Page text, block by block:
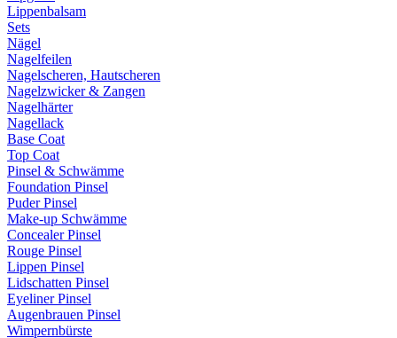
Lippenbalsam
Sets
Nägel
Nagelfeilen
Nagelscheren, Hautscheren
Nagelzwicker & Zangen
Nagelhärter
Nagellack
Base Coat
Top Coat
Pinsel & Schwämme
Foundation Pinsel
Puder Pinsel
Make-up Schwämme
Concealer Pinsel
Rouge Pinsel
Lippen Pinsel
Lidschatten Pinsel
Eyeliner Pinsel
Augenbrauen Pinsel
Wimpernbürste